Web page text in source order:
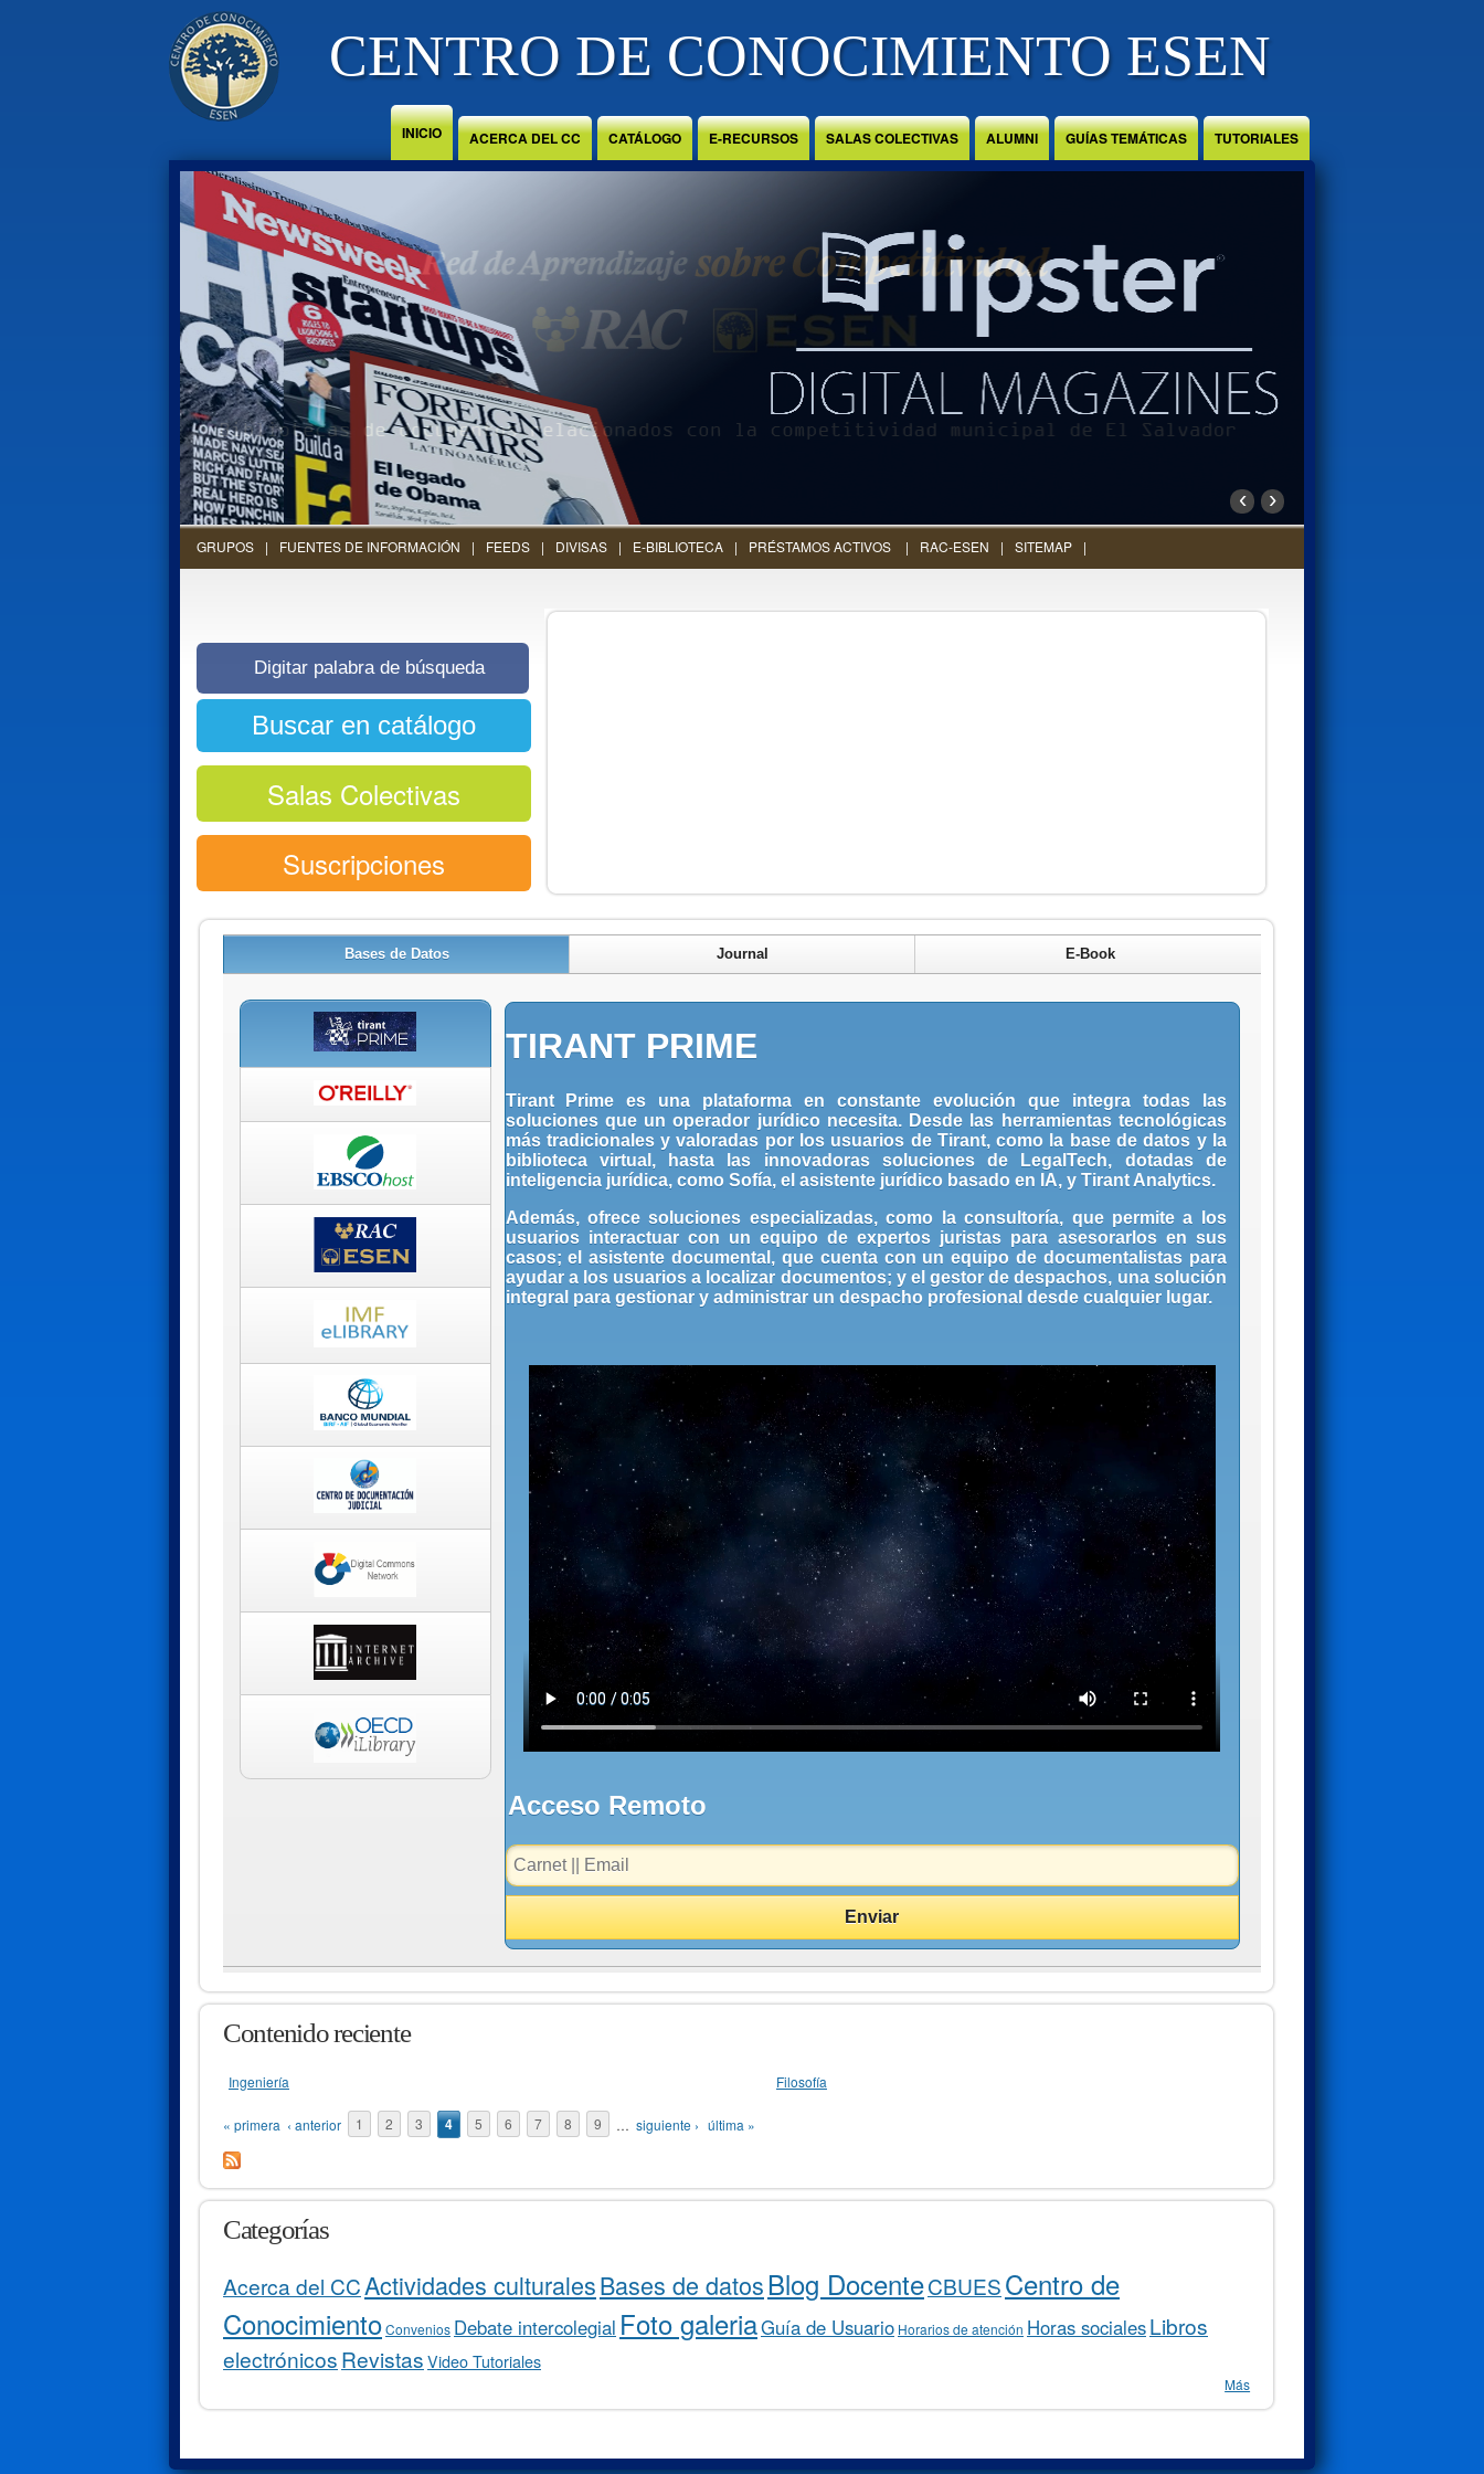
CENTRO DE CONOCIMIENTO ESEN
INICIO ACERCA DEL CC CATÁLOGO E-RECURSOS SALAS COLECTIVAS ALUMNI GUÍAS TEMÁTICAS TUTORIALES
‹ ›
GRUPOS FUENTES DE INFORMACIÓN FEEDS DIVISAS E-BIBLIOTECA PRÉSTAMOS ACTIVOS RAC-ESEN SITEMAP
Salas Colectivas
Suscripciones
Contenido reciente
Ingeniería Filosofía
Páginas
« primera ‹ anterior 1 2 3 4 5 6 7 8 9 … siguiente › última »
Categorías
Acerca del CCActividades culturalesBases de datosBlog DocenteCBUESCentro de
ConocimientoConvenios Debate intercolegial Foto galeriaGuía de Usuario Horarios de atención Horas socialesLibros
electrónicosRevistasVideo Tutoriales
Más